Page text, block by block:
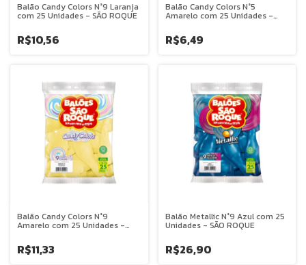
Balão Candy Colors N°9 Laranja
com 25 Unidades - SÃO ROQUE
R$10,56
Balão Candy Colors N°5
Amarelo com 25 Unidades -
R$6,49
Balão Candy Colors N°9
Amarelo com 25 Unidades -
R$11,33
Balão Metallic N°9 Azul com 25
Unidades - SÃO ROQUE
R$26,90